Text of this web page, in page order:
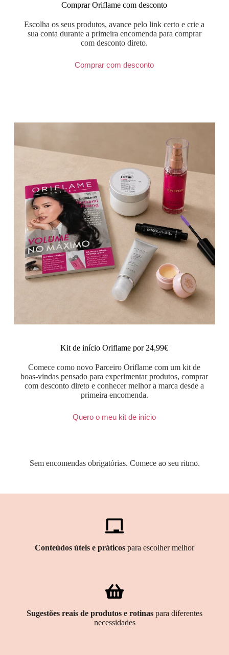
Comprar Oriflame com desconto
Escolha os seus produtos, avance pelo link certo e crie a
sua conta durante a primeira encomenda para comprar
com desconto direto.
Comprar com desconto
Kit de início Oriflame por 24,99€
Comece como novo Parceiro Oriflame com um kit de
boas-vindas pensado para experimentar produtos, comprar
com desconto direto e conhecer melhor a marca desde a
primeira encomenda.
Quero o meu kit de início
Sem encomendas obrigatórias. Comece ao seu ritmo.
Conteúdos úteis e práticos para escolher melhor
Sugestões reais de produtos e rotinas para diferentes
necessidades